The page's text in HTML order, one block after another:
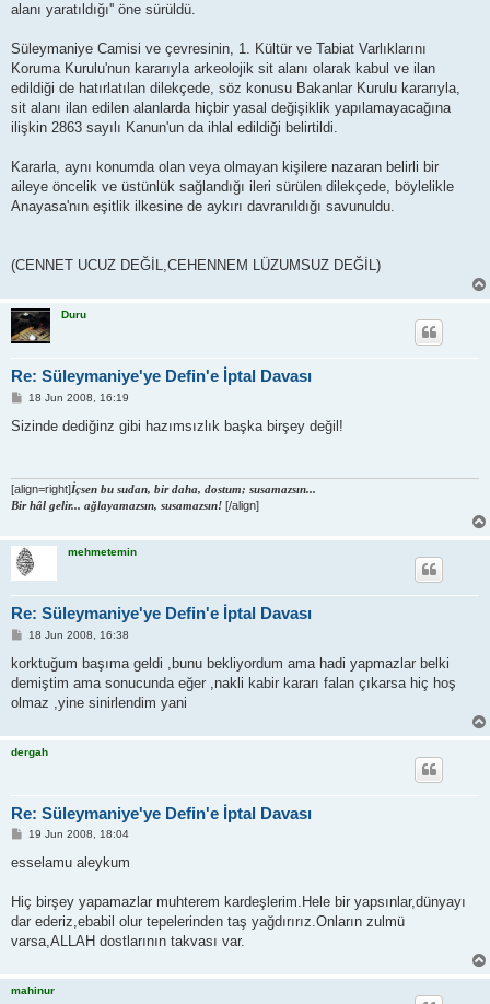
alanı yaratıldığı'' öne sürüldü.
Süleymaniye Camisi ve çevresinin, 1. Kültür ve Tabiat Varlıklarını
Koruma Kurulu'nun kararıyla arkeolojik sit alanı olarak kabul ve ilan
edildiği de hatırlatılan dilekçede, söz konusu Bakanlar Kurulu kararıyla,
sit alanı ilan edilen alanlarda hiçbir yasal değişiklik yapılamayacağına
ilişkin 2863 sayılı Kanun'un da ihlal edildiği belirtildi.
Kararla, aynı konumda olan veya olmayan kişilere nazaran belirli bir
aileye öncelik ve üstünlük sağlandığı ileri sürülen dilekçede, böylelikle
Anayasa'nın eşitlik ilkesine de aykırı davranıldığı savunuldu.
(CENNET UCUZ DEĞİL,CEHENNEM LÜZUMSUZ DEĞİL)
Duru
Re: Süleymaniye'ye Defin'e İptal Davası
P
s
18 Jun 2008, 16:19
Sizinde dediğinz gibi hazımsızlık başka birşey değil!
[align=right]İçsen bu sudan, bir daha, dostum; susamazsın...
Bir hâl gelir... ağlayamazsın, susamazsın! [/align]
mehmetemin
Re: Süleymaniye'ye Defin'e İptal Davası
P
s
18 Jun 2008, 16:38
korktuğum başıma geldi ,bunu bekliyordum ama hadi yapmazlar belki
demiştim ama sonucunda eğer ,nakli kabir kararı falan çıkarsa hiç hoş
olmaz ,yine sinirlendim yani
dergah
Re: Süleymaniye'ye Defin'e İptal Davası
P
s
19 Jun 2008, 18:04
esselamu aleykum
Hiç birşey yapamazlar muhterem kardeşlerim.Hele bir yapsınlar,dünyayı
dar ederiz,ebabil olur tepelerinden taş yağdırırız.Onların zulmü
varsa,ALLAH dostlarının takvası var.
mahinur